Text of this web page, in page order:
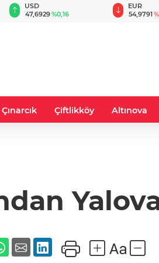
USD
47,6929%0,16
EUR
54,9791
Çınarcık Çiftlikköy Altınova